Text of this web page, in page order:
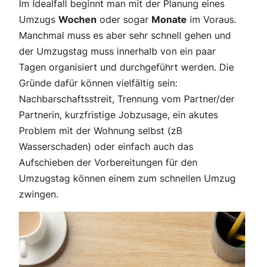
Im Idealfall beginnt man mit der Planung eines
Umzugs Wochen oder sogar Monate im Voraus.
Manchmal muss es aber sehr schnell gehen und
der Umzugstag muss innerhalb von ein paar
Tagen organisiert und durchgeführt werden. Die
Gründe dafür können vielfältig sein:
Nachbarschaftsstreit, Trennung vom Partner/der
Partnerin, kurzfristige Jobzusage, ein akutes
Problem mit der Wohnung selbst (zB
Wasserschaden) oder einfach auch das
Aufschieben der Vorbereitungen für den
Umzugstag können einem zum schnellen Umzug
zwingen.